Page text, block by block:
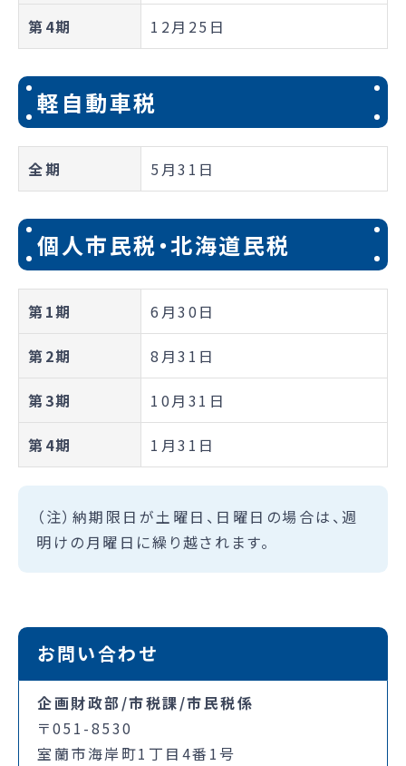
第4期 12月25日
軽自動車税
全期 5月31日
個人市民税・北海道民税
第1期 6月30日
第2期 8月31日
第3期 10月31日
第4期 1月31日
（注）納期限日が土曜日、日曜日の場合は、週
明けの月曜日に繰り越されます。
お問い合わせ
企画財政部/市税課/市民税係
〒051-8530
室蘭市海岸町1丁目4番1号